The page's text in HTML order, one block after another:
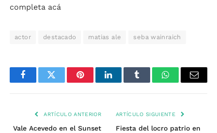
completa acá
actor destacado matias ale seba wainraich
FacebookTwitter PinterestLinkedInTumblr WhatsAppEmail
ARTÍCULO ANTERIOR
Vale Acevedo en el Sunset
ARTÍCULO SIGUIENTE
Fiesta del locro patrio en